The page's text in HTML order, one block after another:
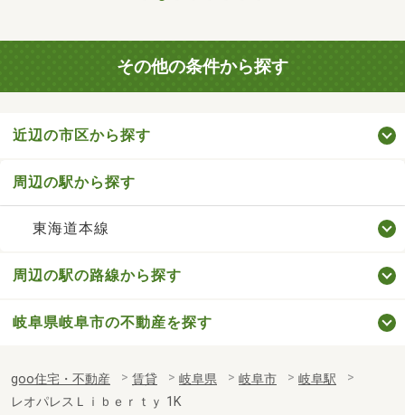
その他の条件から探す
近辺の市区から探す
周辺の駅から探す
東海道本線
周辺の駅の路線から探す
岐阜県岐阜市の不動産を探す
goo住宅・不動産 賃貸 岐阜県 岐阜市
岐阜駅
レオパレスＬｉｂｅｒｔｙ 1K